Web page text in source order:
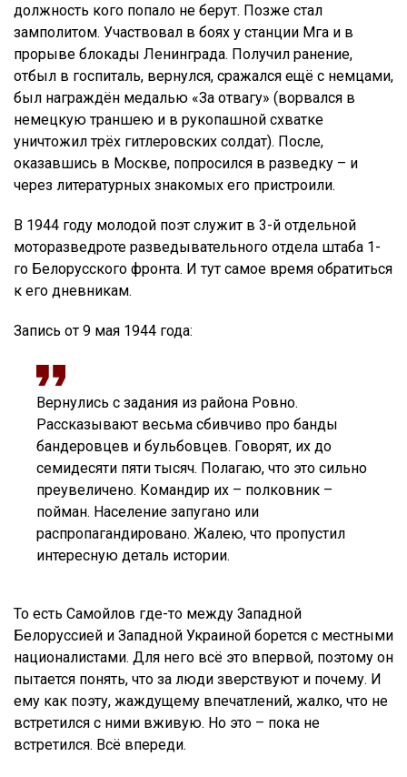
должность кого попало не берут. Позже стал
замполитом. Участвовал в боях у станции Мга и в
прорыве блокады Ленинграда. Получил ранение,
отбыл в госпиталь, вернулся, сражался ещё с немцами,
был награждён медалью «За отвагу» (ворвался в
немецкую траншею и в рукопашной схватке
уничтожил трёх гитлеровских солдат). После,
оказавшись в Москве, попросился в разведку – и
через литературных знакомых его пристроили.
В 1944 году молодой поэт служит в 3-й отдельной
моторазведроте разведывательного отдела штаба 1-
го Белорусского фронта. И тут самое время обратиться
к его дневникам.
Запись от 9 мая 1944 года:
Вернулись с задания из района Ровно.
Рассказывают весьма сбивчиво про банды
бандеровцев и бульбовцев. Говорят, их до
семидесяти пяти тысяч. Полагаю, что это сильно
преувеличено. Командир их – полковник –
пойман. Население запугано или
распропагандировано. Жалею, что пропустил
интересную деталь истории.
То есть Самойлов где-то между Западной
Белоруссией и Западной Украиной борется с местными
националистами. Для него всё это впервой, поэтому он
пытается понять, что за люди зверствуют и почему. И
ему как поэту, жаждущему впечатлений, жалко, что не
встретился с ними вживую. Но это – пока не
встретился. Всё впереди.